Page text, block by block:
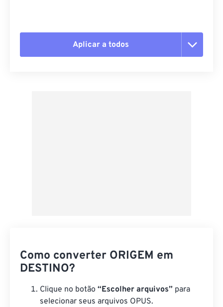
Aplicar a todos
Como converter ORIGEM em
DESTINO?
Clique no botão “Escolher arquivos” para
selecionar seus arquivos OPUS.